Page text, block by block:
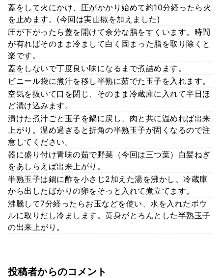
蓋をして火にかけ、圧がかかり始めて約10分経ったら火
を止めます。(今回は実山椒を加えました)
圧が下がったら蓋を開けて余分な脂をすくいます。時間
が有ればそのまま冷まして白く固まった脂を取り除くと
楽です。
蓋をしないで丁度良い味になるまで煮詰めます。
ビニール袋に煮汁を移し半熟に茹でた玉子を入れます。
空気を抜いて口を閉じ、そのまま冷蔵庫に入れて半日ほ
ど漬け込みます。
漬けた煮汁ごと玉子を鍋に戻し、肉と共に温めれば出来
上がり。温め過ぎると折角の半熟玉子が固くなるので注
意してください。
器に盛り付け青味の茹で野菜（今回は三つ葉）白髪ねぎ
をあしらえば出来上がり。
半熟玉子は鍋に酢を小さじ2加えた湯を沸かし、冷蔵庫
から出したばかりの卵をそっと入れて煮立てます。
沸騰して7分経ったらお玉などを使い、水を入れたボウ
ルに取りだし冷まします。黄身がとろんとした半熟玉子
の出来上がり。
投稿者からのコメント